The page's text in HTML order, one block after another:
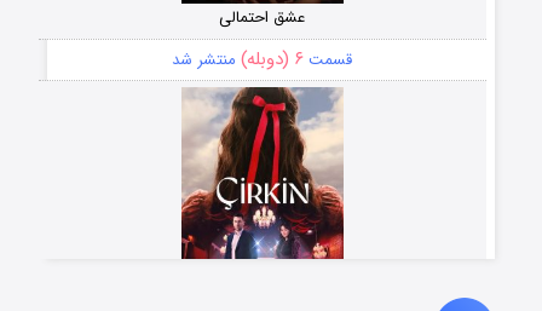
عشق احتمالی
قسمت ۶ (دوبله) منتشر شد